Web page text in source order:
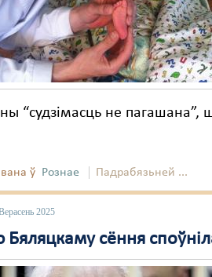
“судзімасць не
ў Рознае Падрабязьней ...
2025
Бяляцкаму сёння